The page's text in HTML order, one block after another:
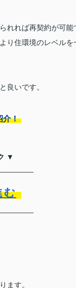
れれば再契約が可能
り住環境のレベルを
良いです。
介！
▼
む
ます。